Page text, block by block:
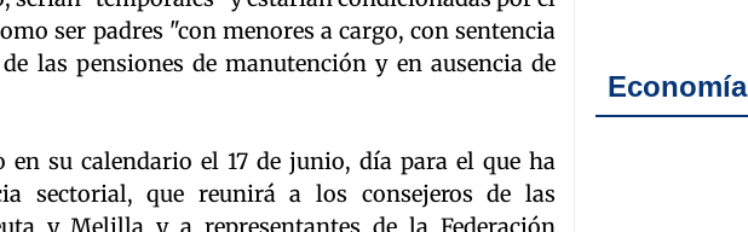
ser padres "con menores a cargo, con sentencia
las pensiones de manutención y en ausencia de
su calendario el 17 de junio, día para el que ha
sectorial, que reunirá a los consejeros de las
Economía